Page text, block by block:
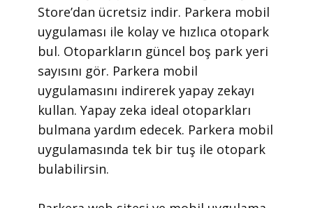
Store’dan ücretsiz indir. Parkera mobil
uygulaması ile kolay ve hızlıca otopark
bul. Otoparkların güncel boş park yeri
sayısını gör. Parkera mobil
uygulamasını indirerek yapay zekayı
kullan. Yapay zeka ideal otoparkları
bulmana yardım edecek. Parkera mobil
uygulamasında tek bir tuş ile otopark
bulabilirsin.